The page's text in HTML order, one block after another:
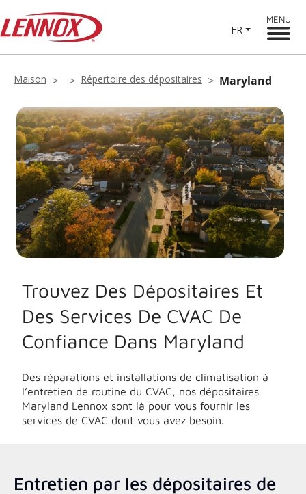
FR
MENU
Maison Répertoire des dépositaires Maryland
Trouvez Des Dépositaires Et
Des Services De CVAC De
Confiance Dans Maryland
Des réparations et installations de climatisation à
l’entretien de routine du CVAC, nos dépositaires
Maryland Lennox sont là pour vous fournir les
services de CVAC dont vous avez besoin.
Entretien par les dépositaires de